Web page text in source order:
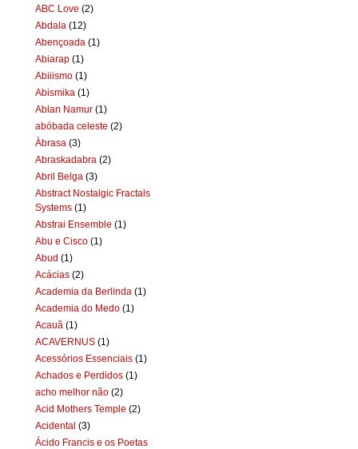
ABC Love (2)
Abdala (12)
Abençoada (1)
Abiarap (1)
Abiiismo (1)
Abismika (1)
Ablan Namur (1)
abóbada celeste (2)
Àbrasa (3)
Abraskadabra (2)
Abril Belga (3)
Abstract Nostalgic Fractals
Systems (1)
Abstrai Ensemble (1)
Abu e Cisco (1)
Abud (1)
Acácias (2)
Academia da Berlinda (1)
Academia do Medo (1)
Acauã (1)
ACAVERNUS (1)
Acessórios Essenciais (1)
Achados e Perdidos (1)
acho melhor não (2)
Acid Mothers Temple (2)
Acidental (3)
Ácido Francis e os Poetas